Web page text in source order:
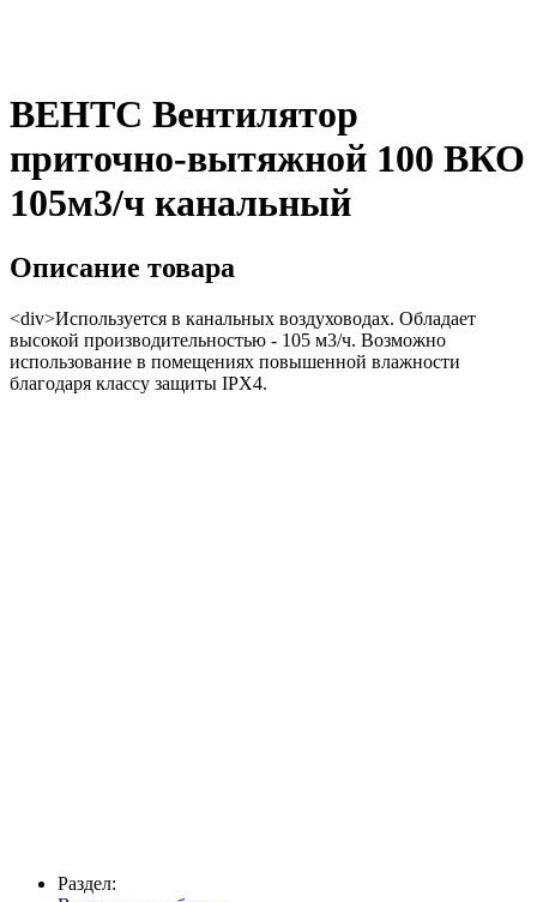
ВЕНТС Вентилятор
приточно-вытяжной 100 ВКО
105м3/ч канальный
Описание товара
<div>Используется в канальных воздуховодах. Обладает
высокой производительностью - 105 м3/ч. Возможно
использование в помещениях повышенной влажности
благодаря классу защиты IPX4.
Раздел: